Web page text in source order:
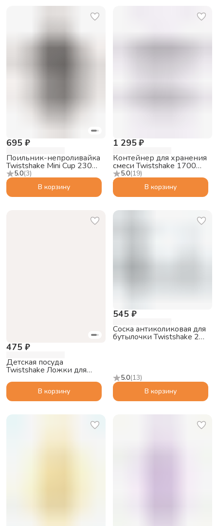
5.0(3)
695 ₽
Поильник-непроливайка
Twistshake Mini Cup 230
мл, чёрный, 4+m
В корзину
5.0(19)
1 295 ₽
Контейнер для хранения
смеси Twistshake 1700
мл, белый
В корзину
475 ₽
Детская посуда
Twistshake Ложки для
4+m
В корзину
5.0(13)
545 ₽
Соска антиколиковая для
бутылочки Twistshake 2
В корзину